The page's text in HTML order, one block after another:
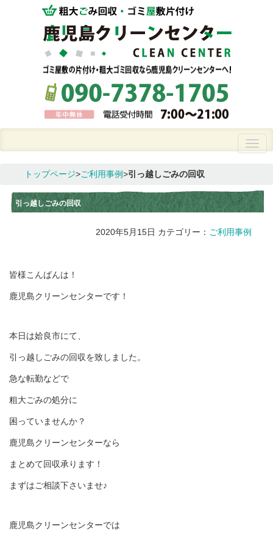
トップページ>ご利用事例>引っ越しごみの回収
引っ越しごみの回収
2020年5月15日 カテゴリー： ご利用事例
皆様こんばんは！
鹿児島クリーンセンターです！
本日は姶良市にて、
引っ越しごみの回収を致しました。
急な転勤などで
粗大ごみの処分に
困っていませんか？
鹿児島クリーンセンターなら
まとめて回収承ります！
まずはご相談下さいませ♪
鹿児島クリーンセンターでは